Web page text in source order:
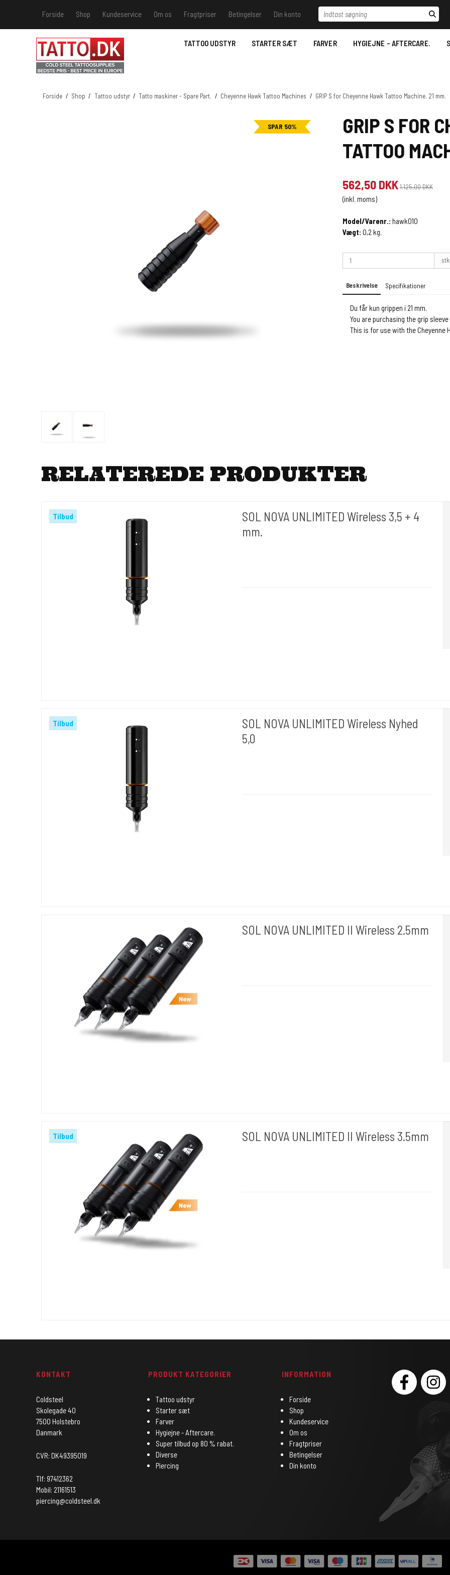
Forside Shop
Kundeservice
Kundeservice
Hvis du vil vide - Ring til os.
MSDS - Desinfektion/Hygiejne
MSDS - Datablade for REACH
MSDS Just Ink.
Om os Fragtpriser
Betingelser
Betingelser
Samtykkeerklæring til
behandling af
Betaling- Payment.
Fortrydelsesret
Din konto
Log ind
Indtast søgning
TATTOO UDSTYR STARTER SÆT FARVER HYGIEJNE - AFTERCARE.
Forside / Shop / Tattoo udstyr / Tatto maskiner - Spare Part. / Cheyenne Hawk Tattoo Machines / GRIP S for Cheyenne Hawk Tattoo Machine. 21 mm.
SPAR 50%
GRIP S FOR
TATTOO
562,50 DKK1.125,00 DKK
(inkl. moms)
Model/Varenr.: hawk010
Vægt: 0,2 kg.
Beskrivelse Specifikationer
Du får kun grippen i 21 mm.
You are purchasing the grip sleeve
This is for use with the Cheyenne
RELATEREDE PRODUKTER
Tilbud
SOL NOVA UNLIMITED Wireless 3,5 + 4
mm.
Tilbud
SOL NOVA UNLIMITED Wireless Nyhed
5,0
SOL NOVA UNLIMITED II Wireless 2.5mm
Tilbud SOL NOVA UNLIMITED II Wireless 3.5mm
KONTAKT
Coldsteel
Skolegade 40
7500 Holstebro
Danmark
CVR: DK49395019
Tlf: 97412362
Mobil: 21161513
piercing@coldsteel.dk
PRODUKT KATEGORIER
Tattoo udstyr
Starter sæt
Farver
Hygiejne - Aftercare.
Super tilbud op 80 % rabat.
Diverse
Piercing
INFORMATION
Forside
Shop
Kundeservice
Om os
Fragtpriser
Betingelser
Din konto
SOCIAL